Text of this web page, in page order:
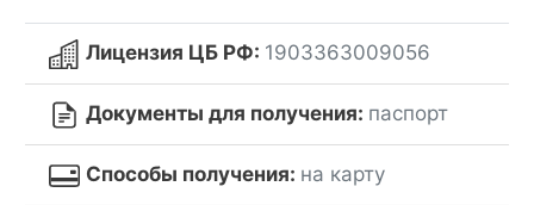
Лицензия ЦБ РФ: 1903363009056
Документы для получения: паспорт
Способы получения: на карту